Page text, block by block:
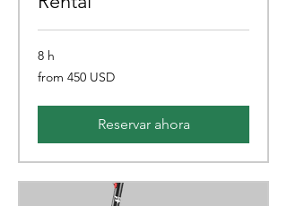
8 h
from
450
from 450 USD
Reservar ahora